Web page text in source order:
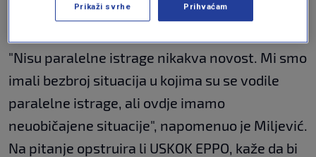
će on odlučiti o nadležnosti", istaknuo je.
"Nisu paralelne istrage nikakva novost. Mi smo
imali bezbroj situacija u kojima su se vodile
paralelne istrage, ali ovdje imamo
neuobičajene situacije", napomenuo je Miljević.
Na pitanje opstruira li USKOK EPPO, kaže da bi
Prikaži svrhe Prihvaćam